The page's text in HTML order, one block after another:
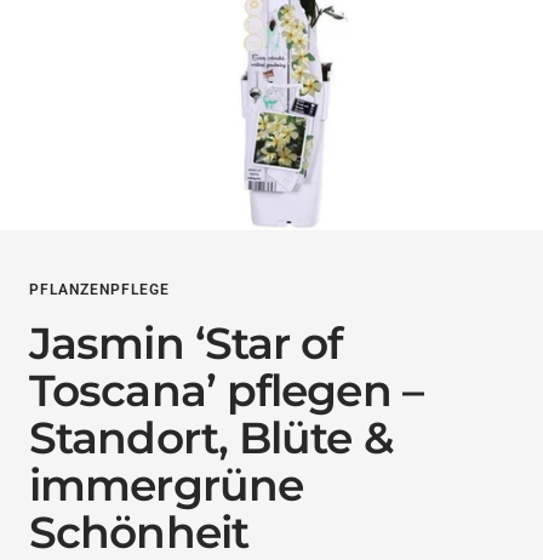
PFLANZENPFLEGE
Jasmin ‘Star of
Toscana’ pflegen –
Standort, Blüte &
immergrüne
Schönheit